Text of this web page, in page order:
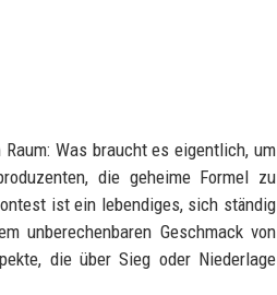
Was braucht es eigentlich, um
die geheime Formel zu
ist ein lebendiges, sich ständig
unberechenbaren Geschmack von
die über Sieg oder Niederlage